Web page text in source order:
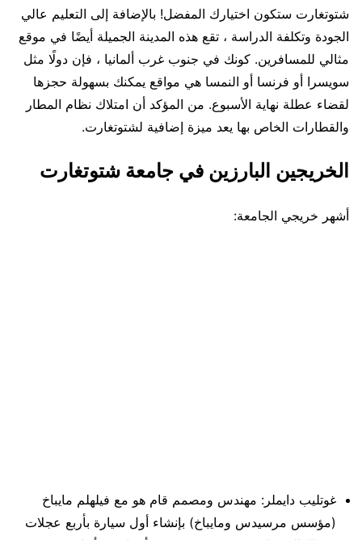
شتوتغارت ستكون اختيارك المفضل! بالإضافة إلى التعليم عالي
الجودة وتكلفة الدراسة ، تقع هذه المدينة الجميلة أيضًا في موقع
مثالي للمسافرين. كونك في جنوب غرب ألمانيا ، فإن دولًا مثل
سويسرا أو فرنسا أو النمسا هي مواقع يمكنك بسهولة حجزها
لقضاء عطلة نهاية الأسبوع. من المؤكد أن امتلاك نظام المطار
والقطارات الخاص بها يعد ميزة إضافية لشتوتغارت.
الخريجين البارزين في جامعة شتوتغارت
أشهر خريجي الجامعة:
غوتليب دايملر: مهندس ومصمم قام هو مع فيلهلم مايباخ
(مؤسس مرسيدس ومايباخ) بإنشاء أول سيارة بأربع عجلات